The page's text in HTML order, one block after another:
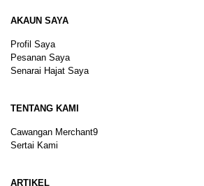
AKAUN SAYA
Profil Saya
Pesanan Saya
Senarai Hajat Saya
TENTANG KAMI
Cawangan Merchant9
Sertai Kami
ARTIKEL